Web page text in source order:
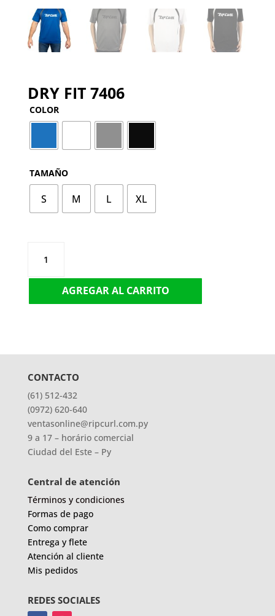
DRY FIT 7406
COLOR
TAMAÑO
S M L XL
7406
CANTIDADAGREGAR AL CARRITO
CONTACTO
(61) 512-432
(0972) 620-640
ventasonline@ripcurl.com.py
9 a 17 – horário comercial
Ciudad del Este – Py
Central de atención
Términos y condiciones
Formas de pago
Como comprar
Entrega y flete
Atención al cliente
Mis pedidos
REDES SOCIALES